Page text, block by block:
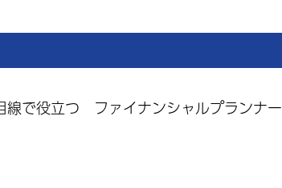
線で役立つ ファイナンシャルプランナー